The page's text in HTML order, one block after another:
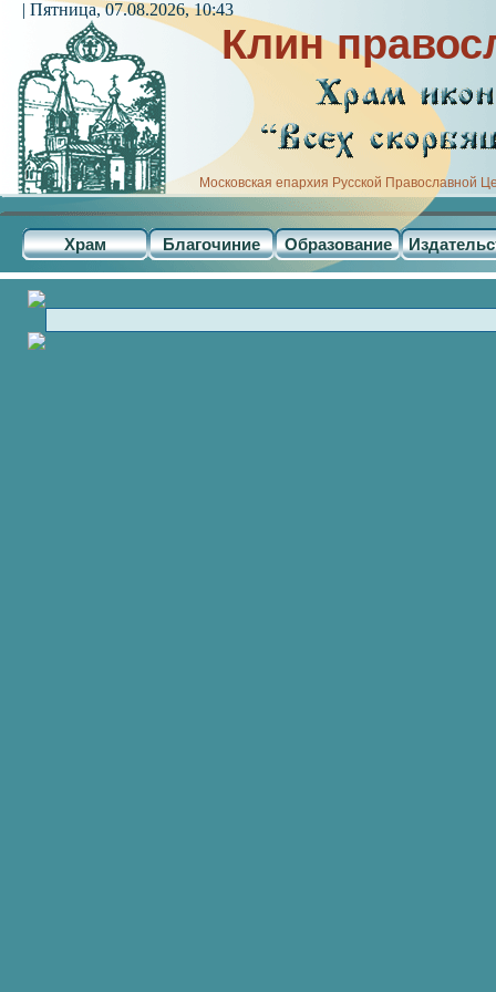
Клин
Московская епархия Русской Православной
Храм Благочиние Образование
| Пятница, 07.08.2026, 10:43